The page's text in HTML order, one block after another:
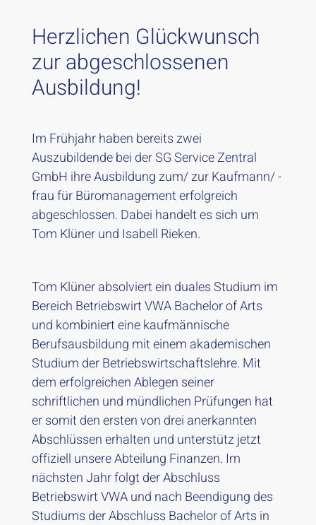
Herzlichen Glückwunsch
zur abgeschlossenen
Ausbildung!
Im Frühjahr haben bereits zwei
Auszubildende bei der SG Service Zentral
GmbH ihre Ausbildung zum/ zur Kaufmann/ -
frau für Büromanagement erfolgreich
abgeschlossen. Dabei handelt es sich um
Tom Klüner und Isabell Rieken.
Tom Klüner absolviert ein duales Studium im
Bereich Betriebswirt VWA Bachelor of Arts
und kombiniert eine kaufmännische
Berufsausbildung mit einem akademischen
Studium der Betriebswirtschaftslehre. Mit
dem erfolgreichen Ablegen seiner
schriftlichen und mündlichen Prüfungen hat
er somit den ersten von drei anerkannten
Abschlüssen erhalten und unterstütz jetzt
offiziell unsere Abteilung Finanzen. Im
nächsten Jahr folgt der Abschluss
Betriebswirt VWA und nach Beendigung des
Studiums der Abschluss Bachelor of Arts in